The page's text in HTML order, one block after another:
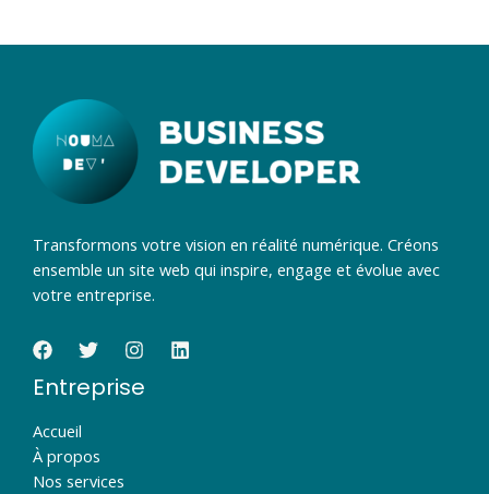
Transformons votre vision en réalité numérique. Créons
ensemble un site web qui inspire, engage et évolue avec
votre entreprise.
Entreprise
Accueil
À propos
Nos services